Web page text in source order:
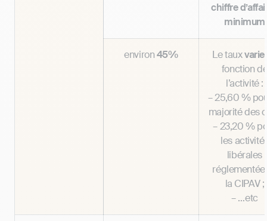
chiffre
minimum
environ45% Le tauxvarie
fonction
l’activité :
– 25,60 %
majorité des
– 23,20 %
les
libérales
la CIPAV ;
– …etc